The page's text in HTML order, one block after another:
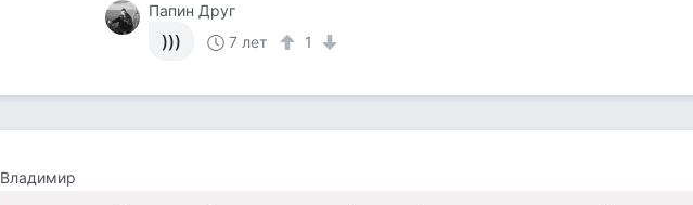
Папин Друг
))) 7 лет 1
Владимир